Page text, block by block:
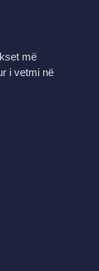
më
i vetmi në